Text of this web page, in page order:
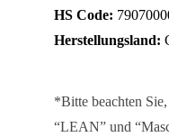
HS Code:
Herstellungsland:
*Bitte beachten
“LEAN” und